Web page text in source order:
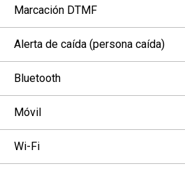
Marcación DTMF
Alerta de caída (persona caída)
Bluetooth
Móvil
Wi-Fi